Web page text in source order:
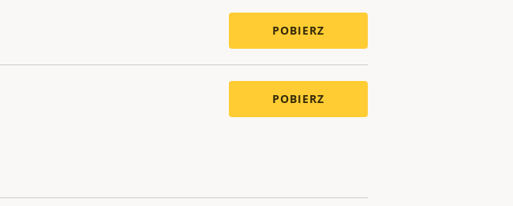
POBIERZ
POBIERZ